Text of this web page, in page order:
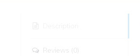
Reviews (0)